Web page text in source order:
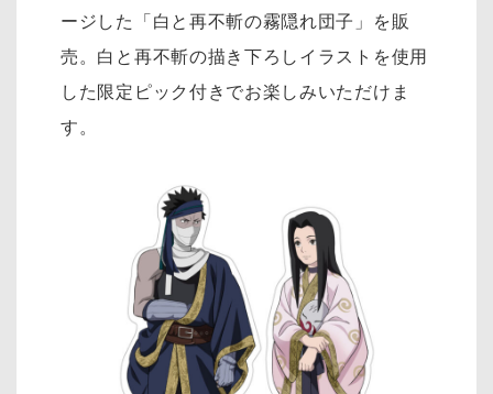
ージした「白と再不斬の霧隠れ団子」を販
売。白と再不斬の描き下ろしイラストを使用
した限定ピック付きでお楽しみいただけま
す。